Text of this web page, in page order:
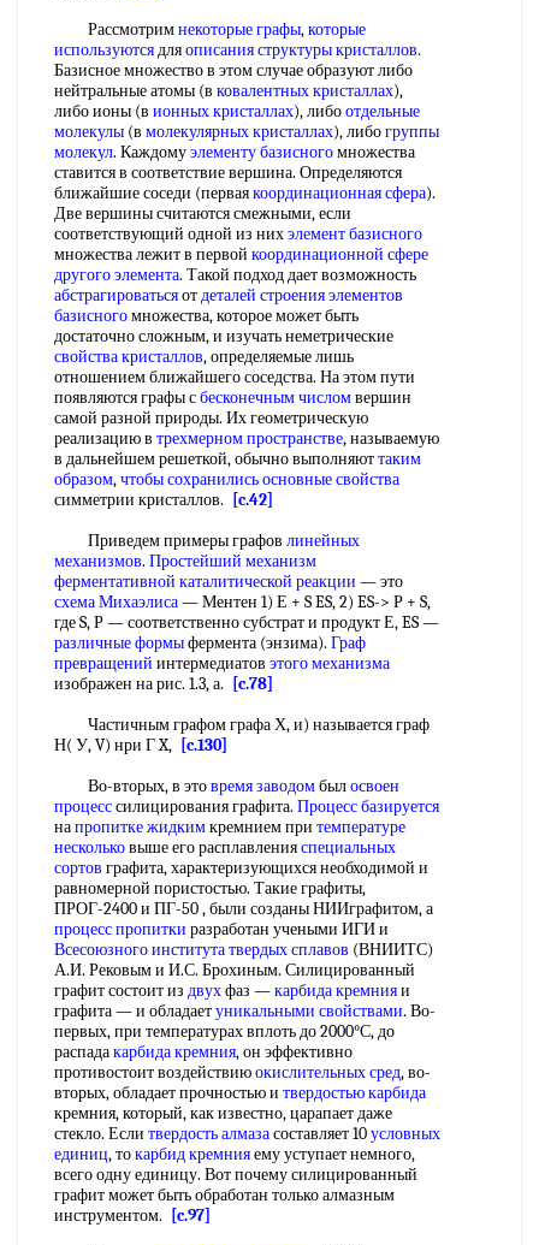
Рассмотримнекоторые графы,которые
используютсядляописания структуры кристаллов.
Базисное множество в этом случае образуют либо
нейтральные атомы (в ковалентных кристаллах),
либо ионы (в ионных кристаллах), либоотдельные
молекулы (в молекулярных кристаллах), либогруппы
молекул. Каждомуэлементу базисногомножества
ставится в соответствие вершина. Определяются
ближайшие соседи (перваякоординационная сфера).
Две вершины считаются смежными, если
соответствующий одной из нихэлемент базисного
множества лежит в первой координационной сфере
другого элемента. Такой подход дает возможность
абстрагироватьсяотдеталей строенияэлементов
базисногомножества, которое может быть
достаточно сложным, и изучать неметрические
свойства кристаллов, определяемые лишь
отношением ближайшего соседства. На этом пути
появляются графы сбесконечным числомвершин
самой разной природы. Их геометрическую
реализацию в трехмерном пространстве, называемую
в дальнейшем решеткой, обычно выполняюттаким
образом,чтобы сохранилисьосновные свойства
симметрии кристаллов.
[c.42]
Приведем примеры графов линейных
механизмов. Простейший механизм
ферментативной каталитической реакции — это
схема Михаэлиса— Ментен 1) Е + S ES, 2) ES-> Р + S,
где S, Р — соответственно субстрат и продукт Е, ES —
различные формыфермента (энзима). Граф
превращений интермедиатов этого механизма
изображен на рис. 1.3, а.
[c.78]
Частичным графом графа Х, и) называется граф
Н( У, V) нри Г X, [c.130]
Во-вторых, в этовремя заводомбылосвоен
процесссилицирования графита. Процесс базируется
напропитке жидкимкремнием при температуре
нескольковыше его расплавленияспециальных
сортов графита, характеризующихся необходимой и
равномерной пористостью. Такие графиты,
ПРОГ-2400 и ПГ-50 , были созданы НИИграфитом, а
процесс пропитки разработан учеными ИГИ и
Всесоюзного институтатвердых сплавов (ВНИИТС)
А.И. Рековым и И.С. Брохиным. Силицированный
графит состоит из двухфаз —карбида кремнияи
графита — и обладаетуникальными свойствами. Во-
первых, при температурах вплоть до 2000°С, до
распадакарбида кремния, он эффективно
противостоит воздействиюокислительных сред, во-
вторых, обладает прочностью и твердостью карбида
кремния, который, как известно, царапает даже
стекло. Если твердость алмазасоставляет 10условных
единиц, токарбид кремнияему уступает немного,
всего одну единицу. Вот почему силицированный
графит может быть обработан только алмазным
инструментом.
[c.97]